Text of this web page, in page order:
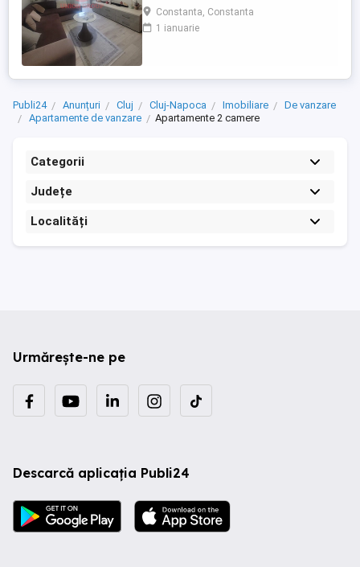
acasa din prima clipa. Acesta este unul
dintre ele. Va prezentam spre vanzare un
apartament de 2 camere, complet renovat,
liniste, fara ...
Constanta, Constanta
1 ianuarie
Publi24 Anunțuri Cluj Cluj-Napoca Imobiliare
De vanzare
Apartamente de vanzare
Apartamente 2 camere
Categorii
Județe
Localități
Urmărește-ne pe
Descarcă aplicația Publi24